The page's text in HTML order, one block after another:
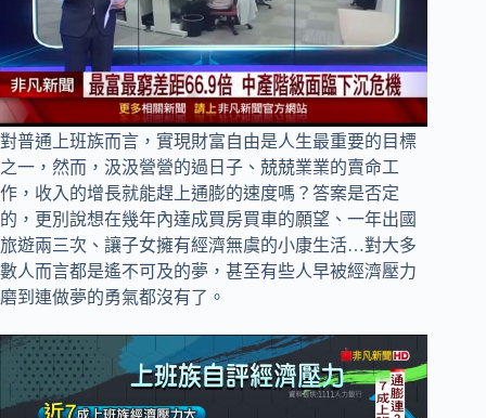
對普通上班族而言，實現財富自由是人生最重要的目標
之一，然而，汲汲營營的過日子、兢兢業業的賣命工
作，收入的增長就能趕上通膨的速度嗎？答案是否定
的，更別說想在幾年內達成買房買車的願望、一年出國
旅遊兩三次、讓子女擁有經濟無虞的小康生活…對大多
數人而言都是遙不可及的夢，甚至有些人早被經濟壓力
磨到連做夢的勇氣都沒有了。